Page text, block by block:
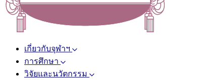
เกี่ยวกับจุฬาฯ
การศึกษา
วิจัยและนวัตกรรม